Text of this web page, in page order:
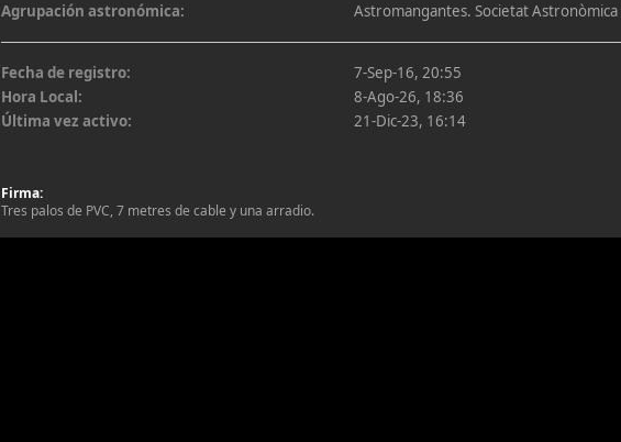
Agrupación astronómica:
Astromangantes. Societat Astronòmica
Fecha de registro:
7-Sep-16, 20:55
Hora Local:
8-Ago-26, 18:36
Última vez activo:
21-Dic-23, 16:14
Firma:
Tres palos de PVC, 7 metres de cable y una arradio.